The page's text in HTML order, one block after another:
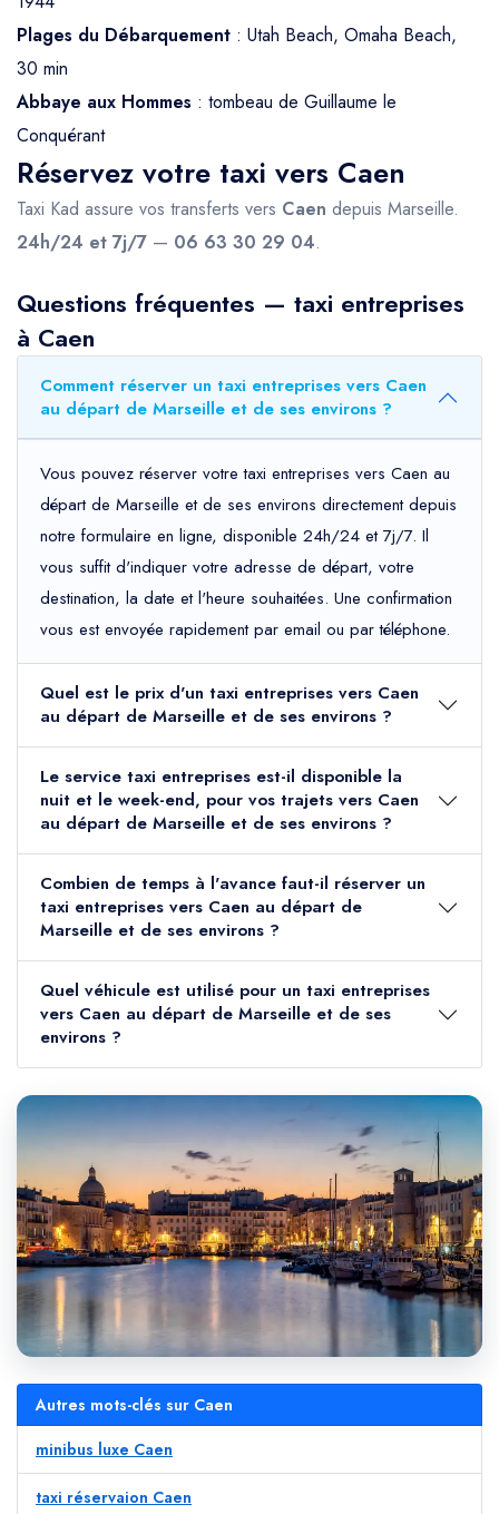
Plages du Débarquement : Utah Beach, Omaha Beach,
30 min
Abbaye aux Hommes : tombeau de Guillaume le
Conquérant
Réservez votre taxi vers Caen
Taxi Kad assure vos transferts vers Caen depuis Marseille.
24h/24 et 7j/7 — 06 63 30 29 04.
Questions fréquentes — taxi entreprises
à Caen
Comment réserver un taxi entreprises vers Caen
au départ de Marseille et de ses environs ?
Vous pouvez réserver votre taxi entreprises vers Caen au
départ de Marseille et de ses environs directement depuis
notre formulaire en ligne, disponible 24h/24 et 7j/7. Il
vous suffit d'indiquer votre adresse de départ, votre
destination, la date et l'heure souhaitées. Une confirmation
vous est envoyée rapidement par email ou par téléphone.
Quel est le prix d'un taxi entreprises vers Caen
au départ de Marseille et de ses environs ?
Le service taxi entreprises est-il disponible la
nuit et le week-end, pour vos trajets vers Caen
au départ de Marseille et de ses environs ?
Combien de temps à l'avance faut-il réserver un
taxi entreprises vers Caen au départ de
Marseille et de ses environs ?
Quel véhicule est utilisé pour un taxi entreprises
vers Caen au départ de Marseille et de ses
environs ?
Autres mots-clés sur Caen
minibus luxe Caen
taxi réservaion Caen